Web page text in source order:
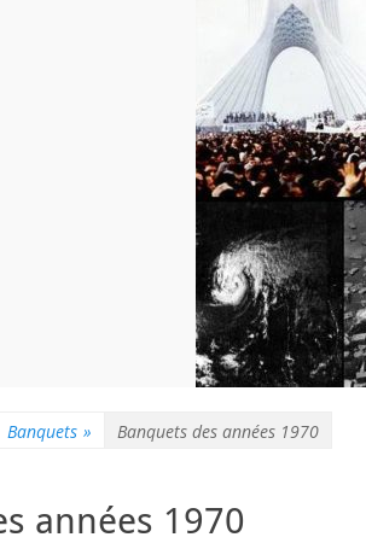
Banquets » Banquets des années 1970
années 1970